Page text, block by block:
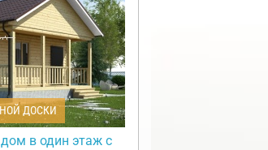
ДОСКИ
в один этаж с